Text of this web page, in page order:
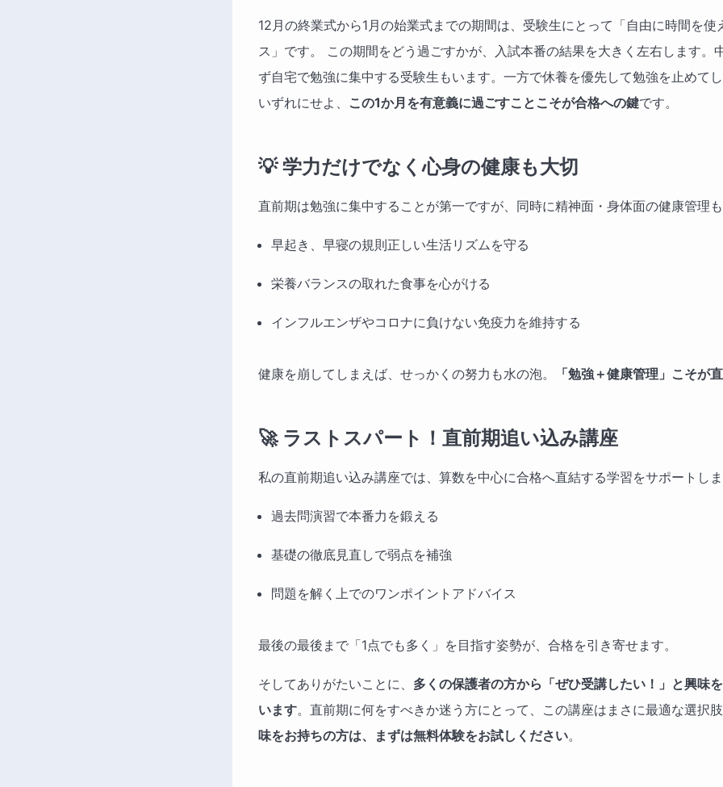
12月の終業式から1月の始業式までの期間は、受験生にとって「自由に時間を使
ス」です。 この期間をどう過ごすかが、入試本番の結果を大きく左右します。
ず自宅で勉強に集中する受験生もいます。一方で休養を優先して勉強を止めてし
いずれにせよ、 この1か月を有意義に過ごすことこそが合格への鍵です。
💡 学力だけでなく心身の健康も大切
直前期は勉強に集中することが第一ですが、同時に精神面・身体面の健康管理も
早起き、早寝の規則正しい生活リズムを守る
栄養バランスの取れた食事を心がける
インフルエンザやコロナに負けない免疫力を維持する
健康を崩してしまえば、せっかくの努力も水の泡。 「勉強＋健康管理」こそが
🚀 ラストスパート！直前期追い込み講座
私の直前期追い込み講座では、算数を中心に合格へ直結する学習をサポートしま
過去問演習で本番力を鍛える
基礎の徹底見直しで弱点を補強
問題を解く上でのワンポイントアドバイス
最後の最後まで「1点でも多く」を目指す姿勢が、合格を引き寄せます。
そしてありがたいことに、 多くの保護者の方から「ぜひ受講したい！」と興味
います。直前期に何をすべきか迷う方にとって、この講座はまさに最適な選択肢
味をお持ちの方は、まずは無料体験をお試しください。